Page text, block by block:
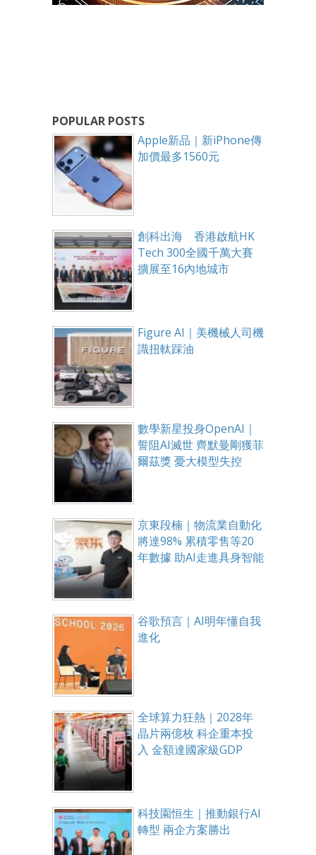
POPULAR POSTS
Apple新品｜新iPhone傳
加價最多1560元
創科出海 香港啟航HK
Tech 300全國千萬大賽
擴展至16內地城市
Figure AI｜美機械人司機
識扭軚踩油
數學新星投身OpenAI｜
誓阻AI滅世 齊默曼剛獲菲
爾茲獎 憂大模型失控
京東段楠｜物流業自動化
將達98% 累積零售等20
年數據 助AI走進具身智能
谷歌預言｜AI明年懂自我
進化
全球算力狂熱｜2028年
晶片兩億枚 科企重本投
入 金額達國家級GDP
科技園恒生｜推動銀行AI
轉型 兩企方案勝出